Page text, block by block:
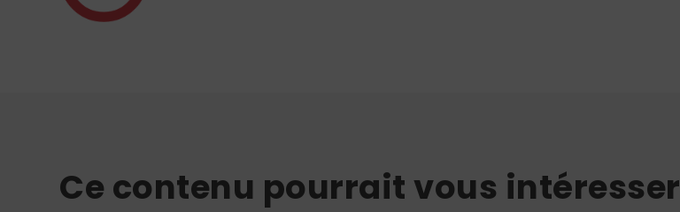
Ce contenu pourrait vous intéresser